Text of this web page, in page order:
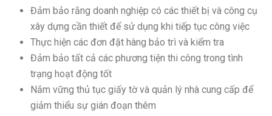
Đảm bảo rằng doanh nghiệp có các thiết bị và công cụ
xây dựng cần thiết để sử dụng khi tiếp tục công việc
Thực hiện các đơn đặt hàng bảo trì và kiểm tra
Đảm bảo tất cả các phương tiện thi công trong tình
trạng hoạt động tốt
Nắm vững thủ tục giấy tờ và quản lý nhà cung cấp để
giảm thiểu sự gián đoạn thêm